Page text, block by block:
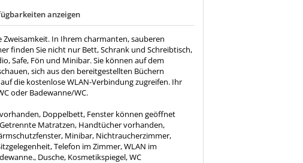
anzeigen
Zweisamkeit. In Ihrem charmanten, sauberen
finden Sie nicht nur Bett, Schrank und Schreibtisch,
Safe, Fön und Minibar. Sie können auf dem
sich aus den bereitgestellten Büchern
die kostenlose WLAN-Verbindung zugreifen. Ihr
oder Badewanne/WC.
Doppelbett, Fenster können geöffnet
Matratzen, Handtücher vorhanden,
Minibar, Nichtraucherzimmer,
Telefon im Zimmer, WLAN im
Dusche, Kosmetikspiegel, WC